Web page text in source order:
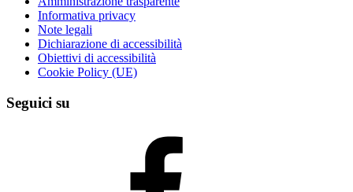
Informativa privacy
Note legali
Dichiarazione di accessibilità
Obiettivi di accessibilità
Cookie Policy (UE)
Seguici su